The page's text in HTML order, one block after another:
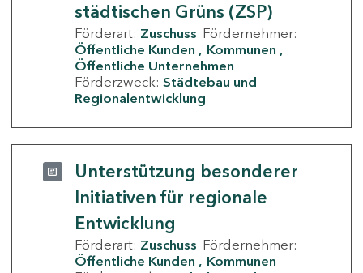
städtischen Grüns (ZSP)
Förderart: Zuschuss Fördernehmer:
Öffentliche Kunden
Kommunen
Öffentliche Unternehmen
Förderzweck: Städtebau und
Regionalentwicklung
Unterstützung besonderer
Initiativen für regionale
Entwicklung
Förderart: Zuschuss Fördernehmer:
Öffentliche Kunden
Kommunen